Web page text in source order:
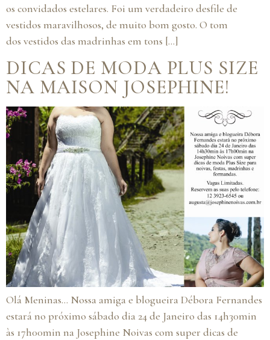
os convidados estelares. Foi um verdadeiro desfile de
vestidos maravilhosos, de muito bom gosto. O tom
dos vestidos das madrinhas em tons […]
DICAS DE MODA PLUS SIZE
NA MAISON JOSEPHINE!
Olá Meninas… Nossa amiga e blogueira Débora Fernandes
estará no próximo sábado dia 24 de Janeiro das 14h30min
às 17h00min na Josephine Noivas com super dicas de